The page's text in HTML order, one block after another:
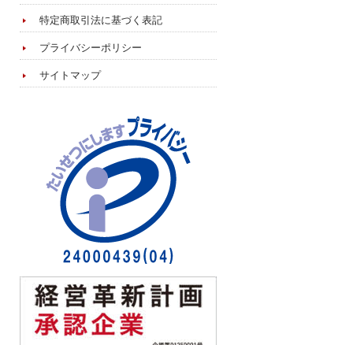
特定商取引法に基づく表記
プライバシーポリシー
サイトマップ